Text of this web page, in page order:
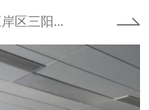
区三阳...